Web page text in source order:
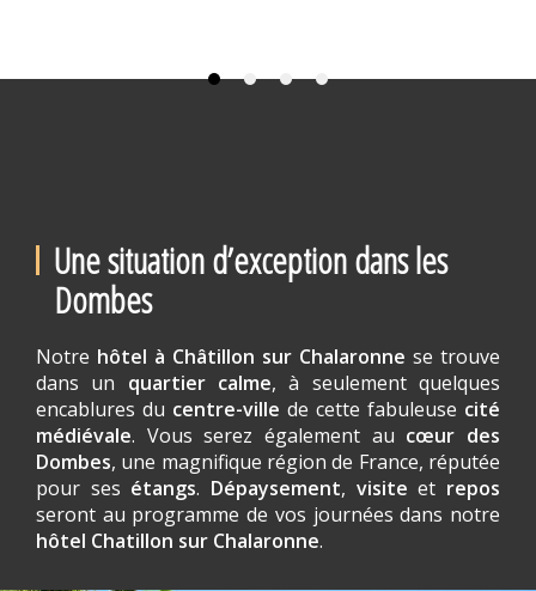
Une situation d’exception dans les
Dombes
Notre hôtel à Châtillon sur Chalaronne se trouve
dans un quartier calme, à seulement quelques
encablures du centre-ville de cette fabuleuse cité
médiévale. Vous serez également au cœur des
Dombes, une magnifique région de France, réputée
pour ses étangs. Dépaysement, visiteet repos
seront au programme de vos journées dans notre
hôtel Chatillon sur Chalaronne.